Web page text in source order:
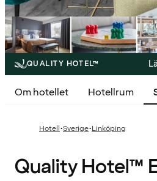
QUALITY HOTEL™
Om hotellet Hotellrum
Hotell·Sverige·Linköping
Quality Hotel™